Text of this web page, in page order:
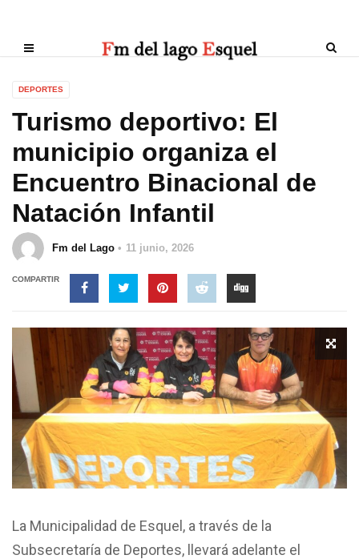
DEPORTES
Turismo deportivo: El
municipio organiza el
Encuentro Binacional de
Natación Infantil
Fm del Lago 11 junio, 2026
COMPARTIR
La Municipalidad de Esquel, a través de la
Subsecretaría de Deportes, llevará adelante el